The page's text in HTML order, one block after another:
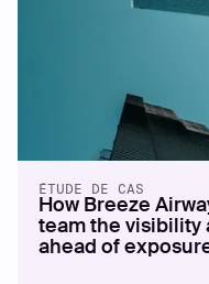
ÉTUDE DE CAS
How Breeze
team the visibility
ahead of